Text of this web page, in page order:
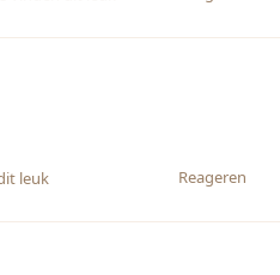
Reageren
leuk